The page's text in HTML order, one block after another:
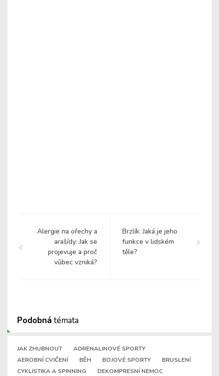
Alergie na ořechy a
arašídy: Jak se
projevuje a proč
vůbec vzniká?
Brzlík: Jaká je jeho
funkce v lidském
těle?
Podobná témata
JAK ZHUBNOUT
ADRENALINOVÉ SPORTY
AEROBNÍ CVIČENÍ
BĚH BOJOVÉ SPORTY
BRUSLENÍ
CYKLISTIKA A SPINNING
DEKOMPRESNÍ NEMOC